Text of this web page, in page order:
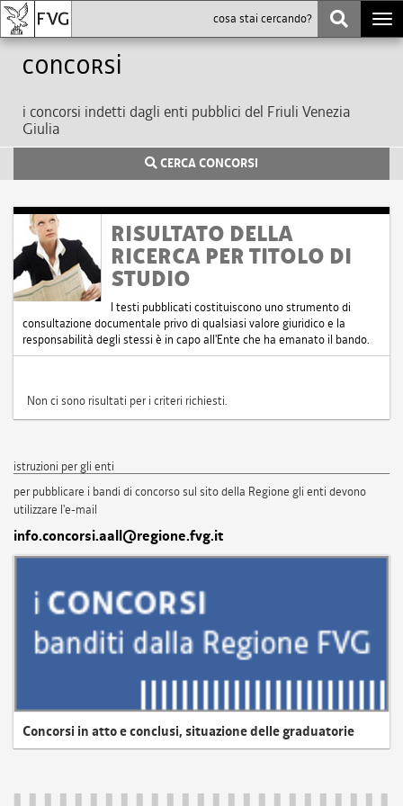
Concorsi
i concorsi indetti dagli enti pubblici del Friuli Venezia
Giulia
CERCA CONCORSI
RISULTATO DELLA
RICERCA PER TITOLO DI
STUDIO
I testi pubblicati costituiscono uno strumento di
consultazione documentale privo di qualsiasi valore giuridico e la
responsabilità degli stessi è in capo all'Ente che ha emanato il bando.
Non ci sono risultati per i criteri richiesti.
istruzioni per gli enti
per pubblicare i bandi di concorso sul sito della Regione gli enti devono
utilizzare l'e-mail
info.concorsi.aall@regione.fvg.it
Concorsi in atto e conclusi, situazione delle graduatorie